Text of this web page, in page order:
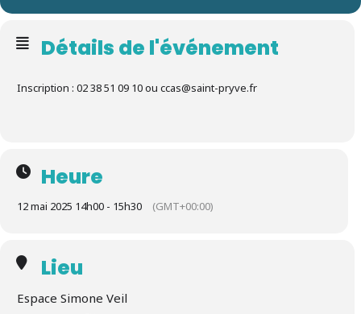
Détails de l'événement
Inscription : 02 38 51 09 10 ou ccas@saint-pryve.fr
Heure
12 mai 2025 14h00 - 15h30 (GMT+00:00)
Lieu
Espace Simone Veil